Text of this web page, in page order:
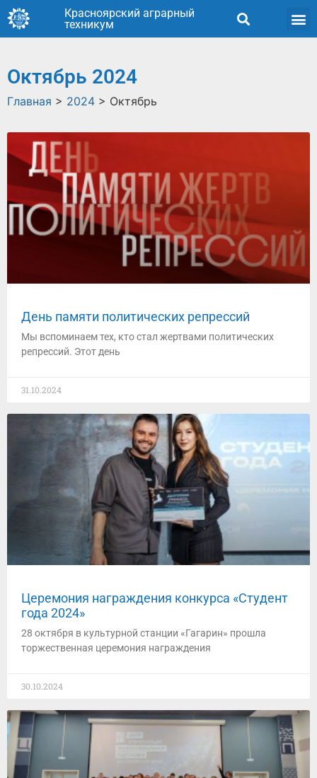
Красноярский аграрный
техникум
Октябрь 2024
Главная > 2024 > Октябрь
День памяти политических репрессий
Мы вспоминаем тех, кто стал жертвами политических
репрессий. Этот день
31.10.2024
Церемония награждения конкурса «Студент
года 2024»
28 октября в культурной станции «Гагарин» прошла
торжественная церемония награждения
30.10.2024